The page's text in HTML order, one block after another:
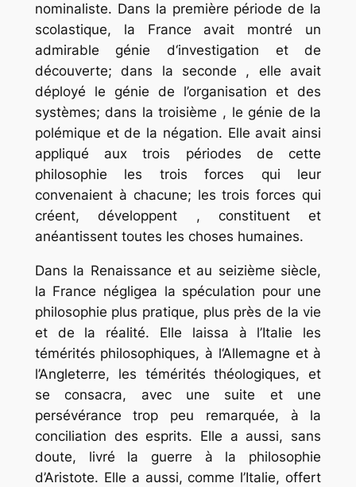
nominaliste. Dans la première période de la
scolastique, la France avait montré un
admirable génie d‘investigation et de
découverte; dans la seconde , elle avait
déployé le génie de l’organisation et des
systèmes; dans la troisième , le génie de la
polémique et de la négation. Elle avait ainsi
appliqué aux trois périodes de cette
philosophie les trois forces qui leur
convenaient à chacune; les trois forces qui
créent, développent , constituent et
anéantissent toutes les choses humaines.
Dans la Renaissance et au seizième siècle,
la France négligea la spéculation pour une
philosophie plus pratique, plus près de la vie
et de la réalité. Elle laissa à l’Italie les
témérités philosophiques, à l‘Allemagne et à
l’Angleterre, les témérités théologiques, et
se consacra, avec une suite et une
persévérance trop peu remarquée, à la
conciliation des esprits. Elle a aussi, sans
doute, livré la guerre à la philosophie
d’Aristote. Elle a aussi, comme l’Italie, offert